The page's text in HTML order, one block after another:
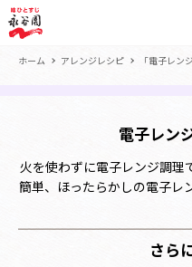
ホーム アレンジレシピ 「電子レ
電子レン
火を使わずに電子レンジ調理
簡単、ほったらかしの電子レ
さら